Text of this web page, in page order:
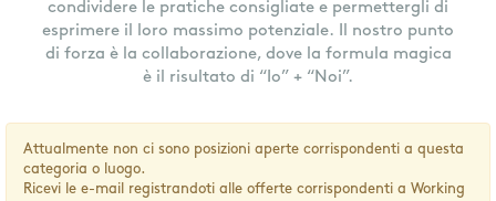
condividere le pratiche consigliate e permettergli di
esprimere il loro massimo potenziale. Il nostro punto
di forza è la collaborazione, dove la formula magica
è il risultato di “Io” + “Noi”.
Attualmente non ci sono posizioni aperte corrispondenti a questa
categoria o luogo.
Ricevi le e-mail registrandoti alle offerte corrispondenti a Working